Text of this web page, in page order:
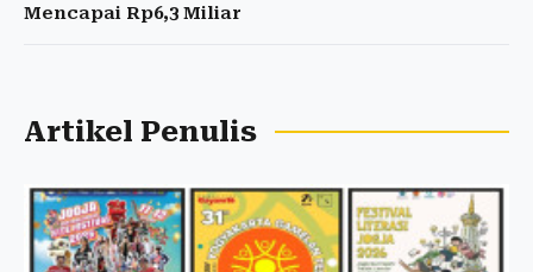
Mencapai Rp6,3 Miliar
Artikel Penulis